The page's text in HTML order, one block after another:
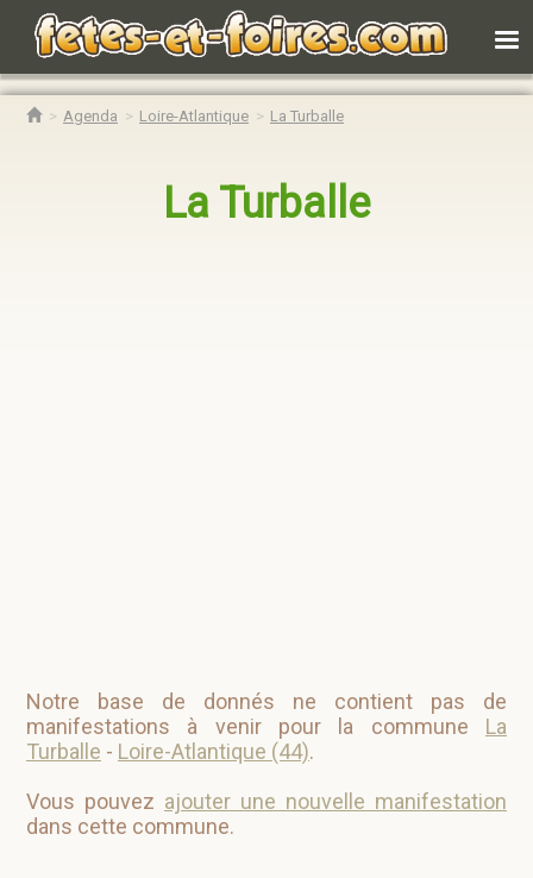
Agenda Loire-Atlantique La Turballe
La Turballe
Notre base de donnés ne contient pas de
manifestations à venir pour la commune La
Turballe - Loire-Atlantique (44).
Vous pouvez ajouter une nouvelle manifestation
dans cette commune.